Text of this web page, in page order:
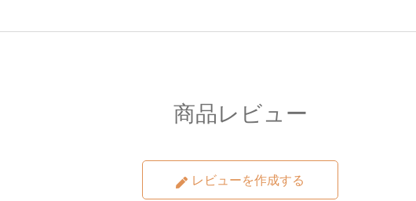
商品レビュー
レビューを作成する